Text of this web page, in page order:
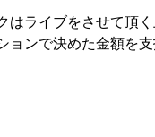
ライブをさせて頂
ョンで決めた金額を